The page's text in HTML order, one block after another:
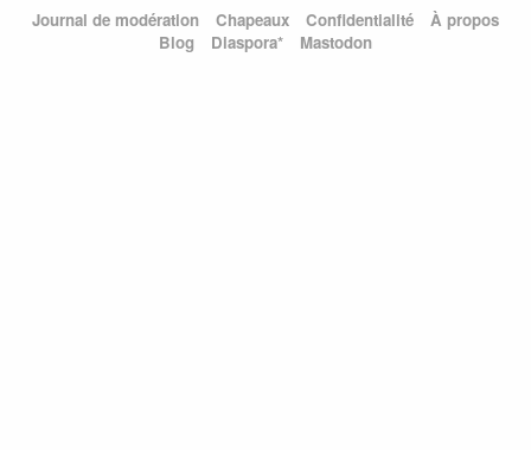
Journal de modération Chapeaux Confidentialité
À propos
Blog
Diaspora* Mastodon